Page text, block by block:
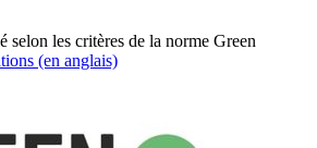
selon les critères de la norme Green
(en anglais)